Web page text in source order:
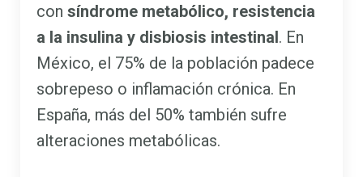
con síndrome metabólico, resistencia
a la insulina y disbiosis intestinal. En
México, el 75% de la población padece
sobrepeso o inflamación crónica. En
España, más del 50% también sufre
alteraciones metabólicas.